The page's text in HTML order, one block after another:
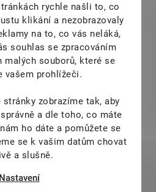
rychle našli to, co
klikání a nezobrazovaly
na to, co vás neláká,
souhlas se zpracováním
malých souborů, které se
vašem prohlížeči.
stránky zobrazíme tak, aby
a dle toho, co máte
ho dáte a pomůžete se
se k vašim datům chovat
a slušně.
Nastavení
látky.